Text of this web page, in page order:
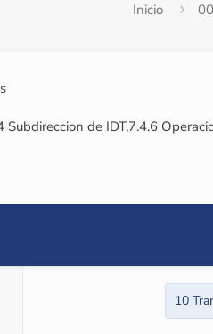
Inicio
de IDT,7.4.6
10